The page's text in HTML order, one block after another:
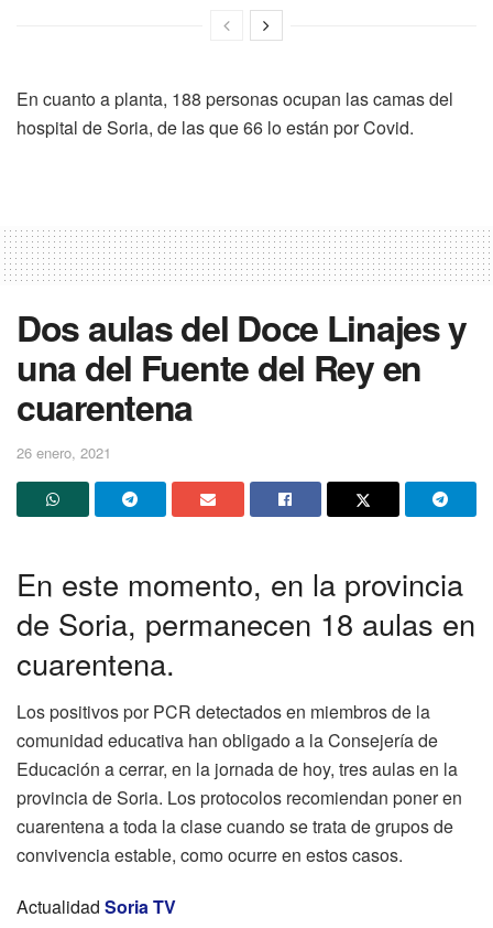
En cuanto a planta, 188 personas ocupan las camas del
hospital de Soria, de las que 66 lo están por Covid.
Dos aulas del Doce Linajes y
una del Fuente del Rey en
cuarentena
26 enero, 2021
En este momento, en la provincia
de Soria, permanecen 18 aulas en
cuarentena.
Los positivos por PCR detectados en miembros de la
comunidad educativa han obligado a la Consejería de
Educación a cerrar, en la jornada de hoy, tres aulas en la
provincia de Soria. Los protocolos recomiendan poner en
cuarentena a toda la clase cuando se trata de grupos de
convivencia estable, como ocurre en estos casos.
Actualidad Soria TV